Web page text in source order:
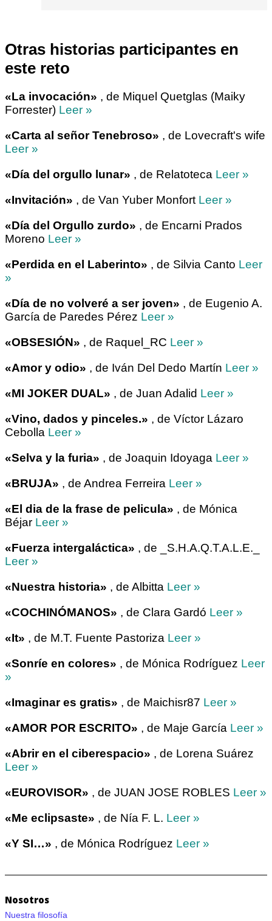
Otras historias participantes en
este reto
«La invocación» , de Miquel Quetglas (Maiky
Forrester) Leer »
«Carta al señor Tenebroso» , de Lovecraft's wife
Leer »
«Día del orgullo lunar» , de Relatoteca Leer »
«Invitación» , de Van Yuber Monfort Leer »
«Día del Orgullo zurdo» , de Encarni Prados
Moreno Leer »
«Perdida en el Laberinto» , de Silvia Canto Leer
»
«Día de no volveré a ser joven» , de Eugenio A.
García de Paredes Pérez Leer »
«OBSESIÓN» , de Raquel_RC Leer »
«Amor y odio» , de Iván Del Dedo Martín Leer »
«MI JOKER DUAL» , de Juan Adalid Leer »
«Vino, dados y pinceles.» , de Víctor Lázaro
Cebolla Leer »
«Selva y la furia» , de Joaquin Idoyaga Leer »
«BRUJA» , de Andrea Ferreira Leer »
«El dia de la frase de pelicula» , de Mónica
Béjar Leer »
«Fuerza intergaláctica» , de _S.H.A.Q.T.A.L.E._
Leer »
«Nuestra historia» , de Albitta Leer »
«COCHINÓMANOS» , de Clara Gardó Leer »
«It» , de M.T. Fuente Pastoriza Leer »
«Sonríe en colores» , de Mónica Rodríguez Leer
»
«Imaginar es gratis» , de Maichisr87 Leer »
«AMOR POR ESCRITO» , de Maje García Leer »
«Abrir en el ciberespacio» , de Lorena Suárez
Leer »
«EUROVISOR» , de JUAN JOSE ROBLES Leer »
«Me eclipsaste» , de Nía F. L. Leer »
«Y SI…» , de Mónica Rodríguez Leer »
Nosotros
Nuestra filosofía